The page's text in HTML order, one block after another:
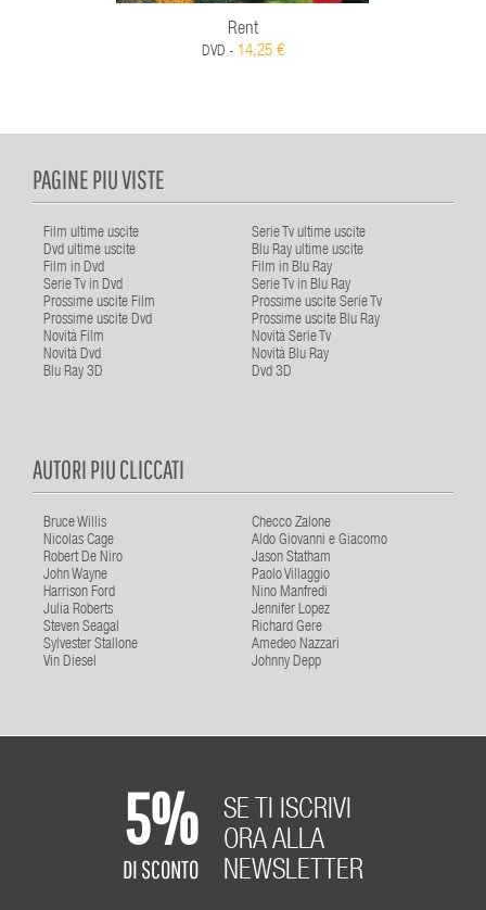
Rent
DVD - 14,25 €
PAGINE PIU VISTE
Film ultime uscite
Serie Tv ultime uscite
Dvd ultime uscite
Blu Ray ultime uscite
Film in Dvd
Film in Blu Ray
Serie Tv in Dvd
Serie Tv in Blu Ray
Prossime uscite Film
Prossime uscite Serie Tv
Prossime uscite Dvd
Prossime uscite Blu Ray
Novità Film
Novità Serie Tv
Novità Dvd
Novità Blu Ray
Blu Ray 3D
Dvd 3D
AUTORI PIU CLICCATI
Bruce Willis
Checco Zalone
Nicolas Cage
Aldo Giovanni e Giacomo
Robert De Niro
Jason Statham
John Wayne
Paolo Villaggio
Harrison Ford
Nino Manfredi
Julia Roberts
Jennifer Lopez
Steven Seagal
Richard Gere
Sylvester Stallone
Amedeo Nazzari
Vin Diesel
Johnny Depp
5%
DI SCONTO
SE TI ISCRIVI
ORA ALLA
NEWSLETTER